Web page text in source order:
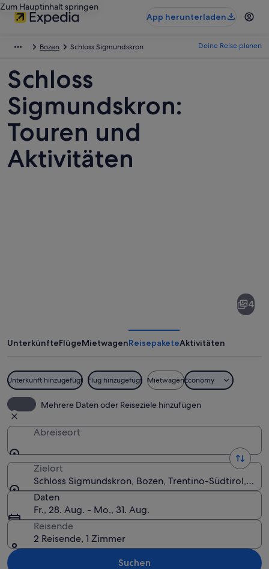
Zum Hauptinhalt springen
App herunterladen
Bozen Schloss Sigmundskron Deine Reise planen
Schloss
Sigmundskron:
Touren und
Aktivitäten
4
UnterkünfteFlügeMietwagenReisepaketeAktivitäten
Unterkunft hinzugefügt Flug hinzugefügt MietwagenEconomy
Mehrere Daten oder Reiseziele hinzufügen
Abreiseort
Zielort
Schloss Sigmundskron, Bozen, Trentino-Südtirol,
Daten
Fr., 28. Aug. - Mo., 31. Aug.
Reisende
2 Reisende, 1 Zimmer
Suchen